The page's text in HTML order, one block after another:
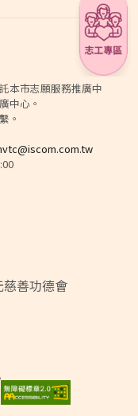
本市志願服務推廣中
中心。
。
開新視窗）
善功德會
）